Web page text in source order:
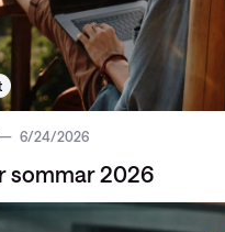
6/24/2026
sommar 2026